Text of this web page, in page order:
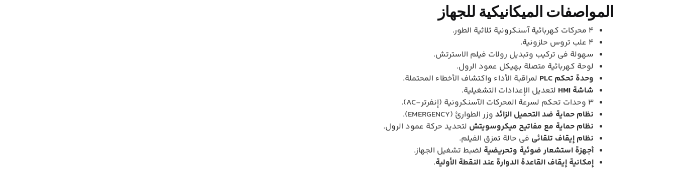
المواصفات الميكانيكية للجهاز
4 محركات كهربائية آسنكرونية ثلاثية الطور.
4 علب تروس حلزونية.
سهولة في تركيب وتبديل رولات فيلم الاسترتش.
لوحة كهربائية متصلة بهيكل عمود الرول.
وحدة تحكم PLC
لمراقبة الأداء واكتشاف الأخطاء المحتملة.
شاشة HMI
لتعديل الإعدادات التشغيلية.
3 وحدات تحكم لسرعة المحركات الآسنكرونية (إنفرتر-AC).
نظام حماية ضد التحميل الزائد وزر الطوارئ (EMERGENCY).
نظام حماية مع مفاتيح ميكروسويتش لتحديد حركة عمود الرول.
نظام إيقاف تلقائي في حالة تمزق الفيلم.
أجهزة استشعار ضوئية وتحريضية لضبط تشغيل الجهاز.
إمكانية إيقاف القاعدة الدوارة عند النقطة الأولية.